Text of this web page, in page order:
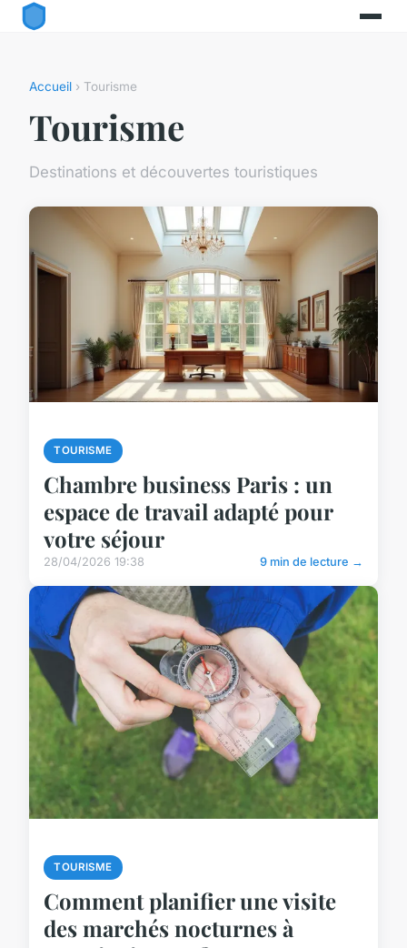
Accueil › Tourisme
Tourisme
Destinations et découvertes touristiques
TOURISME
Chambre business Paris : un
espace de travail adapté pour
votre séjour
28/04/2026 19:38 9 min de lecture →
TOURISME
Comment planifier une visite
des marchés nocturnes à